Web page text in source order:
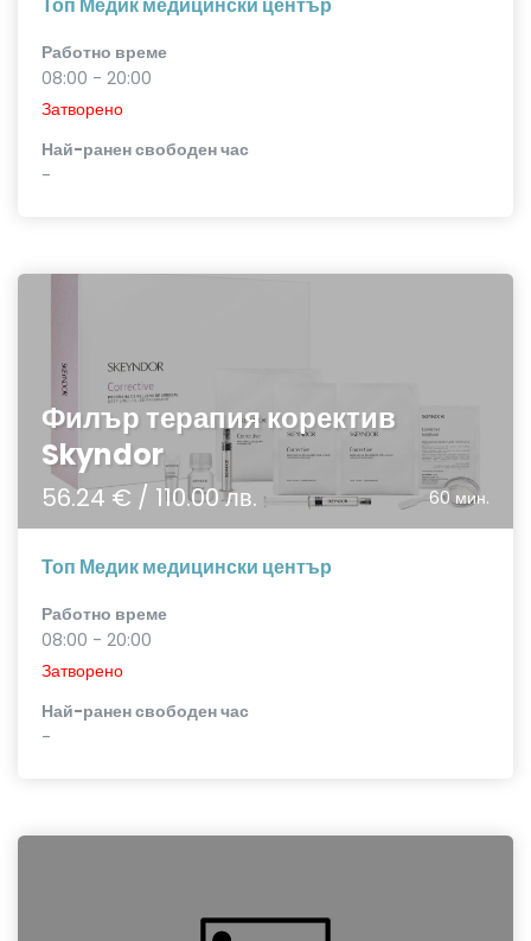
Работно време
08:00 - 20:00
Затворено
Най-ранен свободен час
-
Филър терапия коректив
Skyndor
56.24 € / 110.00 лв. 60 мин.
Топ Медик медицински център
Работно време
08:00 - 20:00
Затворено
Най-ранен свободен час
-